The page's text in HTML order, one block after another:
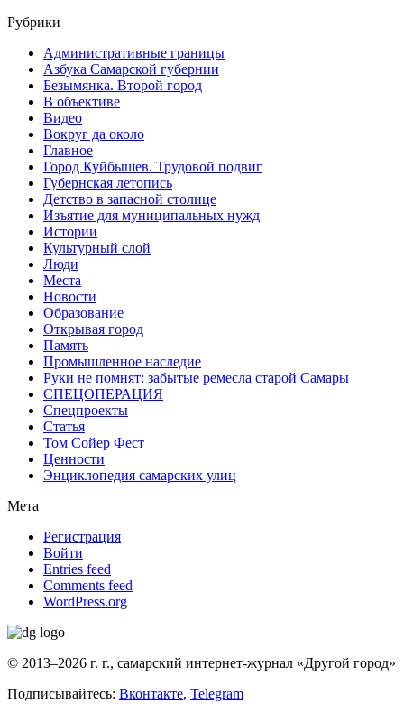
Рубрики
Административные границы
Азбука Самарской губернии
Безымянка. Второй город
В объективе
Видео
Вокруг да около
Главное
Город Куйбышев. Трудовой подвиг
Губернская летопись
Детство в запасной столице
Изъятие для муниципальных нужд
Истории
Культурный слой
Люди
Места
Новости
Образование
Открывая город
Память
Промышленное наследие
Руки не помнят: забытые ремесла старой Самары
СПЕЦОПЕРАЦИЯ
Спецпроекты
Статья
Том Сойер Фест
Ценности
Энциклопедия самарских улиц
Мета
Регистрация
Войти
Entries feed
Comments feed
WordPress.org
© 2013–2026 г. г., самарский интернет-журнал «Другой город»
Подписывайтесь: Вконтакте, Telegram